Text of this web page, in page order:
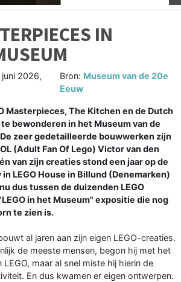
IN
2026,
Bron: Museum van de 20e
Eeuw
Masterpieces, The Kitchen en de Dutch
bewonderen in het Museum van de
zeer gedetailleerde bouwwerken zijn
(Adult Fan Of Lego) Victor van den
van zijn creaties stond een jaar op de
LEGO House in Billund (Denemarken)
dus tussen de duizenden LEGO
in het Museum" expositie die nog
te zien is.
al jaren aan zijn eigen LEGO-creaties.
de meeste mensen, begon hij met het
maar al snel miste hij hierin de
En dus kwamen er eigen ontwerpen.